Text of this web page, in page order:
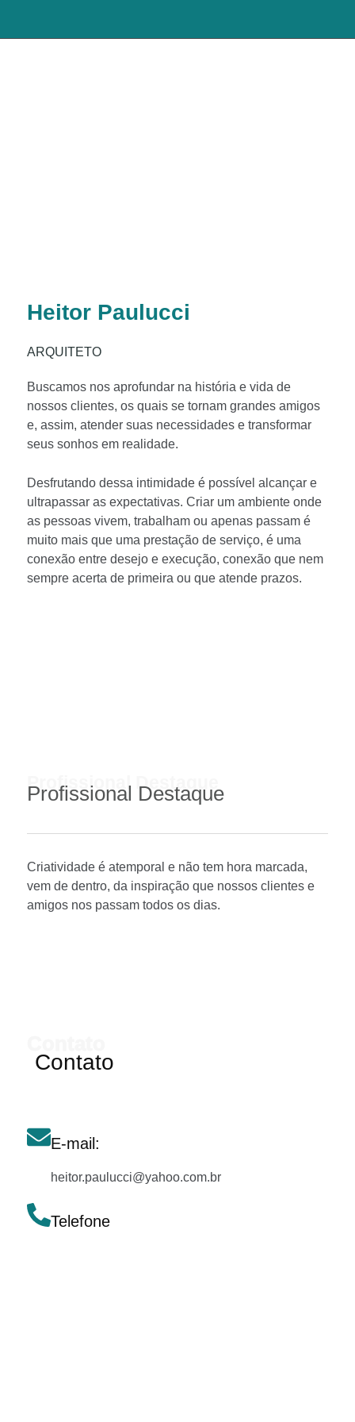
Heitor Paulucci
ARQUITETO
Buscamos nos aprofundar na história e vida de
nossos clientes, os quais se tornam grandes amigos
e, assim, atender suas necessidades e transformar
seus sonhos em realidade.
Desfrutando dessa intimidade é possível alcançar e
ultrapassar as expectativas. Criar um ambiente onde
as pessoas vivem, trabalham ou apenas passam é
muito mais que uma prestação de serviço, é uma
conexão entre desejo e execução, conexão que nem
sempre acerta de primeira ou que atende prazos.
Profissional Destaque
Profissional Destaque
Criatividade é atemporal e não tem hora marcada,
vem de dentro, da inspiração que nossos clientes e
amigos nos passam todos os dias.
Contato
E-mail:
heitor.paulucci@yahoo.com.br
Telefone